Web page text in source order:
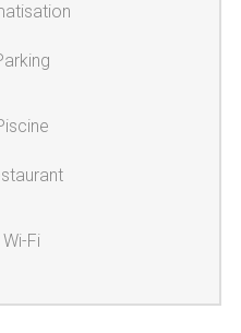
Wi-Fi